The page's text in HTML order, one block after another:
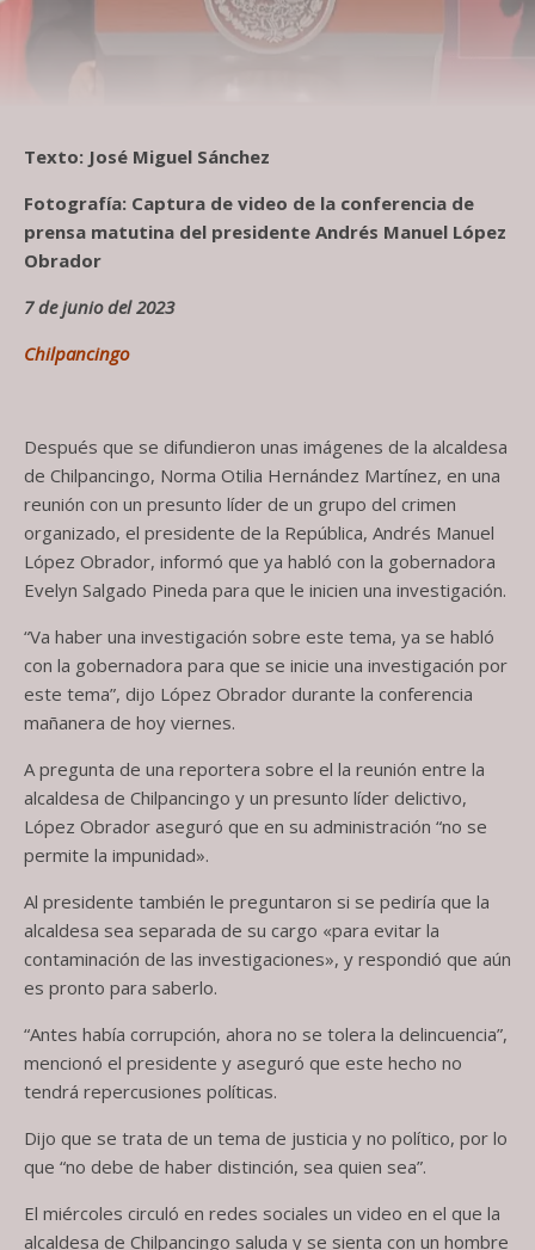
Texto: José Miguel Sánchez
Fotografía: Captura de video de la conferencia de
prensa matutina del presidente Andrés Manuel López
Obrador
7 de junio del 2023
Chilpancingo
Después que se difundieron unas imágenes de la alcaldesa
de Chilpancingo, Norma Otilia Hernández Martínez, en una
reunión con un presunto líder de un grupo del crimen
organizado, el presidente de la República, Andrés Manuel
López Obrador, informó que ya habló con la gobernadora
Evelyn Salgado Pineda para que le inicien una investigación.
“Va haber una investigación sobre este tema, ya se habló
con la gobernadora para que se inicie una investigación por
este tema”, dijo López Obrador durante la conferencia
mañanera de hoy viernes.
A pregunta de una reportera sobre el la reunión entre la
alcaldesa de Chilpancingo y un presunto líder delictivo,
López Obrador aseguró que en su administración “no se
permite la impunidad».
Al presidente también le preguntaron si se pediría que la
alcaldesa sea separada de su cargo «para evitar la
contaminación de las investigaciones», y respondió que aún
es pronto para saberlo.
“Antes había corrupción, ahora no se tolera la delincuencia”,
mencionó el presidente y aseguró que este hecho no
tendrá repercusiones políticas.
Dijo que se trata de un tema de justicia y no político, por lo
que “no debe de haber distinción, sea quien sea”.
El miércoles circuló en redes sociales un video en el que la
alcaldesa de Chilpancingo saluda y se sienta con un hombre